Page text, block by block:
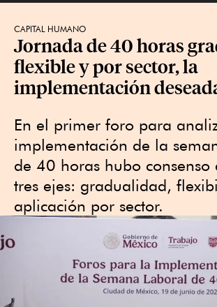
CAPITAL HUMANO
Jornada de 40 horas
flexible y por sector, la
implementación
En el primer foro para
implementación de la
de 40 horas hubo consenso
tres ejes: gradualidad,
aplicación por sector.